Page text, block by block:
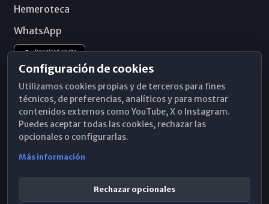
Hemeroteca
WhatsApp
Configuración de cookies
Utilizamos cookies propias y de terceros para fines
técnicos, de preferencias, analíticos y para mostrar
contenidos externos como YouTube, X o Instagram.
Puedes aceptar todas las cookies, rechazar las
opcionales o configurarlas.
Más información
Rechazar opcionales